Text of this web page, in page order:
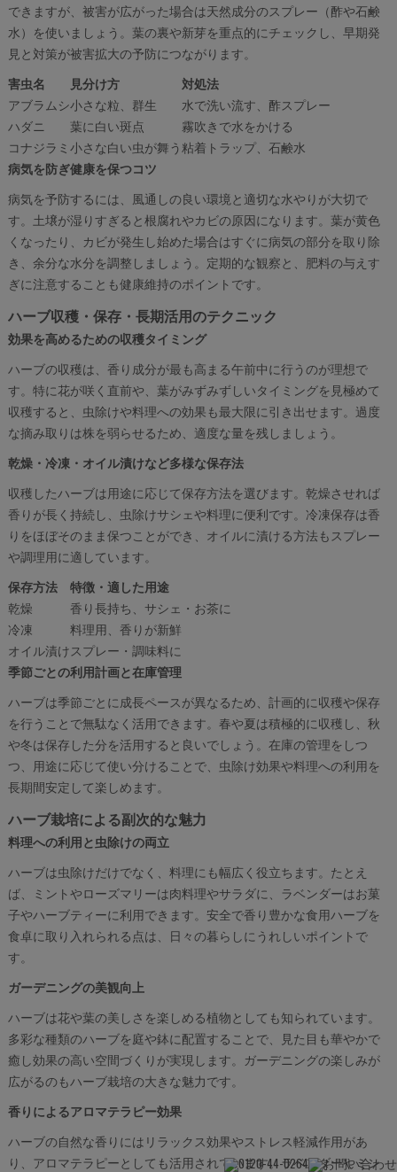
できますが、被害が広がった場合は天然成分のスプレー（酢や石鹸
水）を使いましょう。葉の裏や新芽を重点的にチェックし、早期発
見と対策が被害拡大の予防につながります。
害虫名
見分け方
対処法
アブラムシ小さな粒、群生
水で洗い流す、酢スプレー
ハダニ
葉に白い斑点
霧吹きで水をかける
コナジラミ 小さな白い虫が舞う 粘着トラップ、石鹸水
病気を防ぎ健康を保つコツ
病気を予防するには、風通しの良い環境と適切な水やりが大切で
す。土壌が湿りすぎると根腐れやカビの原因になります。葉が黄色
くなったり、カビが発生し始めた場合はすぐに病気の部分を取り除
き、余分な水分を調整しましょう。定期的な観察と、肥料の与えす
ぎに注意することも健康維持のポイントです。
ハーブ収穫・保存・長期活用のテクニック
効果を高めるための収穫タイミング
ハーブの収穫は、香り成分が最も高まる午前中に行うのが理想で
す。特に花が咲く直前や、葉がみずみずしいタイミングを見極めて
収穫すると、虫除けや料理への効果も最大限に引き出せます。過度
な摘み取りは株を弱らせるため、適度な量を残しましょう。
乾燥・冷凍・オイル漬けなど多様な保存法
収穫したハーブは用途に応じて保存方法を選びます。乾燥させれば
香りが長く持続し、虫除けサシェや料理に便利です。冷凍保存は香
りをほぼそのまま保つことができ、オイルに漬ける方法もスプレー
や調理用に適しています。
保存方法
特徴・適した用途
乾燥
香り長持ち、サシェ・お茶に
冷凍
料理用、香りが新鮮
オイル漬けスプレー・調味料に
季節ごとの利用計画と在庫管理
ハーブは季節ごとに成長ペースが異なるため、計画的に収穫や保存
を行うことで無駄なく活用できます。春や夏は積極的に収穫し、秋
や冬は保存した分を活用すると良いでしょう。在庫の管理をしつ
つ、用途に応じて使い分けることで、虫除け効果や料理への利用を
長期間安定して楽しめます。
ハーブ栽培による副次的な魅力
料理への利用と虫除けの両立
ハーブは虫除けだけでなく、料理にも幅広く役立ちます。たとえ
ば、ミントやローズマリーは肉料理やサラダに、ラベンダーはお菓
子やハーブティーに利用できます。安全で香り豊かな食用ハーブを
食卓に取り入れられる点は、日々の暮らしにうれしいポイントで
す。
ガーデニングの美観向上
ハーブは花や葉の美しさを楽しめる植物としても知られています。
多彩な種類のハーブを庭や鉢に配置することで、見た目も華やかで
癒し効果の高い空間づくりが実現します。ガーデニングの楽しみが
広がるのもハーブ栽培の大きな魅力です。
香りによるアロマテラピー効果
ハーブの自然な香りにはリラックス効果やストレス軽減作用があ
り、アロマテラピーとしても活用されています。ラベンダーやミン